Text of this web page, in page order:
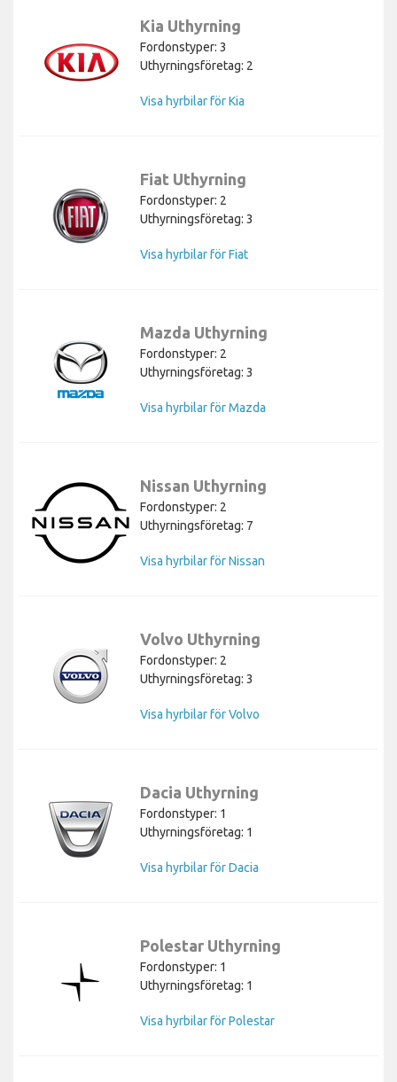
Kia Uthyrning
Fordonstyper: 3
Uthyrningsföretag: 2
Visa hyrbilar för Kia
Fiat Uthyrning
Fordonstyper: 2
Uthyrningsföretag: 3
Visa hyrbilar för Fiat
Mazda Uthyrning
Fordonstyper: 2
Uthyrningsföretag: 3
Visa hyrbilar för Mazda
Nissan Uthyrning
Fordonstyper: 2
Uthyrningsföretag: 7
Visa hyrbilar för Nissan
Volvo Uthyrning
Fordonstyper: 2
Uthyrningsföretag: 3
Visa hyrbilar för Volvo
Dacia Uthyrning
Fordonstyper: 1
Uthyrningsföretag: 1
Visa hyrbilar för Dacia
Polestar Uthyrning
Fordonstyper: 1
Uthyrningsföretag: 1
Visa hyrbilar för Polestar